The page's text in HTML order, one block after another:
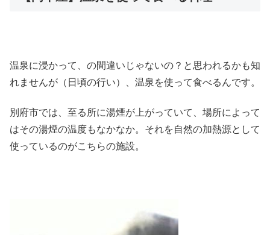
温泉に浸かって、の間違いじゃないの？と思われるかも知
れませんが（日頃の行い）、温泉を使って食べるんです。
別府市では、至る所に湯煙が上がっていて、場所によって
はその湯煙の温度もなかなか。それを自然の加熱源として
使っているのがこちらの施設。